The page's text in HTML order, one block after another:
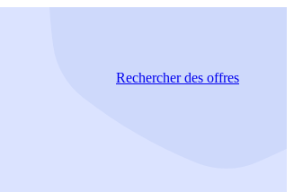
Rechercherdes offres